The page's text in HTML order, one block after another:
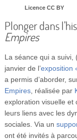
Licence CC BY
Plonger dans
Empires
La séance qui a suivi,
janvier de l’exposition
a permis d’aborder,
Empires, réalisée par
exploration visuelle et
leurs liens avec les
sociales. Via un
ont été invités à